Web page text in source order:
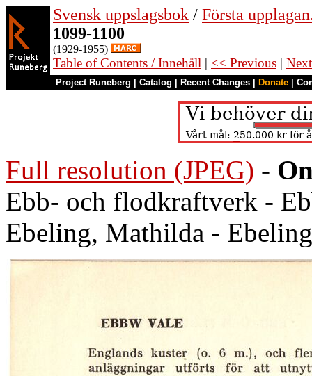
Svensk uppslagsbok / Första
1099-1100
(1929-1955)
Table of Contents / Innehåll | << Previous |
Project Runeberg Catalog Recent Changes Donate
Full resolution (JPEG) -
Ebb- och flodkraftverk -
Ebeling, Mathilda -